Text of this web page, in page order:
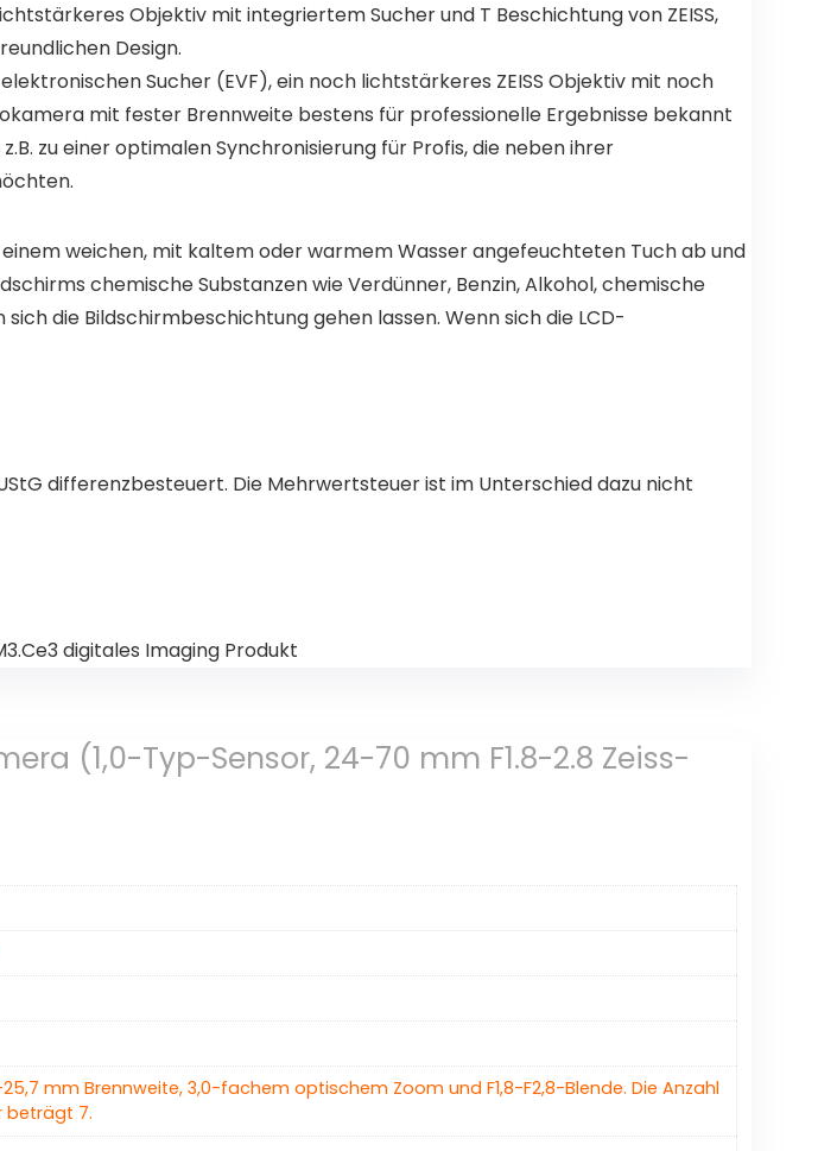
Objektiv mit integriertem Sucher und T Beschichtung von ZEISS,
Design.
Sucher (EVF), ein noch lichtstärkeres ZEISS Objektiv mit noch
mit fester Brennweite bestens für professionelle Ergebnisse bekannt
zu einer optimalen Synchronisierung für Profis, die neben ihrer
weichen, mit kaltem oder warmem Wasser angefeuchteten Tuch ab und
chemische Substanzen wie Verdünner, Benzin, Alkohol, chemische
die Bildschirmbeschichtung gehen lassen. Wenn sich die LCD-
differenzbesteuert. Die Mehrwertsteuer ist im Unterschied dazu nicht
digitales Imaging Produkt
(1,0-Typ-Sensor, 24-70 mm F1.8-2.8 Zeiss-
mm Brennweite, 3,0-fachem optischem Zoom und F1,8-F2,8-Blende. Die Anzahl
beträgt 7.